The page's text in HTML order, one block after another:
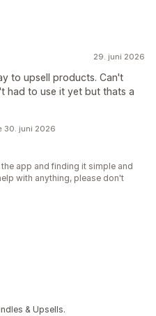
29. juni 2026
to upsell products. Can't
had to use it yet but thats a
30. juni 2026
the app and finding it simple and
with anything, please don't
& Upsells.